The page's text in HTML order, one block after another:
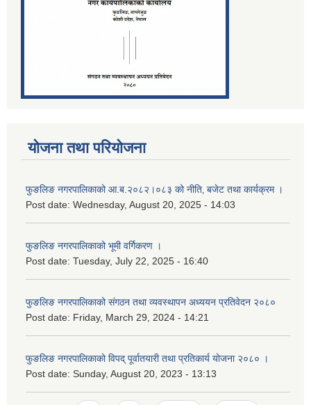
योजना तथा परियोजना
फुङलिङ नगरपालिकाको आ.ब.२०८२।०८३ को नीति‚ बजेट तथा कार्यक्रम ।
Post date: Wednesday, August 20, 2025 - 14:03
फुङलिङ नगरपालिकाको भूमी वर्गिकरण ।
Post date: Tuesday, July 22, 2025 - 16:40
फुङलिङ नगरपालिकाको संगठन तथा व्यवस्थापन अध्ययन प्रतिवेदन २०८०
Post date: Friday, March 29, 2024 - 14:21
फुङलिङ नगरपालिकाको विपद् पूर्वातयारी तथा प्रतिकार्य योजना २०८० ।
Post date: Sunday, August 20, 2023 - 13:13